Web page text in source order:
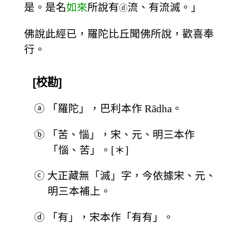
是。是名如來所說有ⓓ流、有流滅。」
佛說此經已，羅陀比丘聞佛所說，歡喜奉
行。
[校勘]
ⓐ 「羅陀」，巴利本作 Rādha。
ⓑ
「苦、惱」，宋、元、明三本作
「惱、苦」。[＊]
ⓒ 大正藏無「滅」字，今依據宋、元、
明三本補上。
ⓓ 「有」，宋本作「有有」。